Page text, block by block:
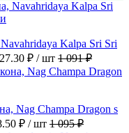
Kalpa Sri Sri
₽ / шт 1 091 ₽
Nag Champa Dragon s
₽ / шт 1 095 ₽